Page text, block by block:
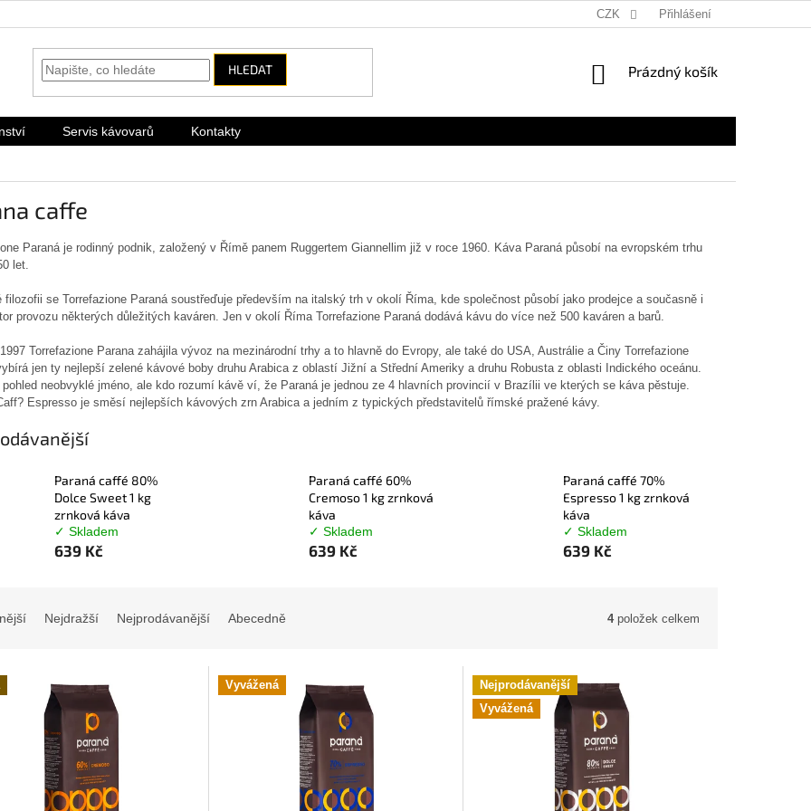
CZK Přihlášení
HLEDAT
NÁKUPNÍ
Prázdný košík
Servis kávovarů Kontakty
caffe
Paraná je rodinný podnik, založený v Římě panem Ruggertem Giannellim již v roce 1960. Káva Paraná působí na evropském trhu
let.
filozofii se Torrefazione Paraná soustřeďuje především na italský trh v okolí Říma, kde společnost působí jako prodejce a současně i
provozu některých důležitých kaváren. Jen v okolí Říma Torrefazione Paraná dodává kávu do více než 500 kaváren a barů.
Torrefazione Parana zahájila vývoz na mezinárodní trhy a to hlavně do Evropy, ale také do USA, Austrálie a Činy Torrefazione
jen ty nejlepší zelené kávové boby druhu Arabica z oblastí Jižní a Střední Ameriky a druhu Robusta z oblasti Indického oceánu.
pohled neobvyklé jméno, ale kdo rozumí kávě ví, že Paraná je jednou ze 4 hlavních provincií v Brazílii ve kterých se káva pěstuje.
Espresso je směsí nejlepších kávových zrn Arabica a jedním z typických představitelů římské pražené kávy.
Paraná caffé 80%
Dolce Sweet 1 kg
zrnková káva
✓ Skladem
639 Kč
Paraná caffé 60%
Cremoso 1 kg zrnková
káva
✓ Skladem
639 Kč
Paraná caffé 70%
Espresso 1 kg zrnková
káva
✓ Skladem
639 Kč
Nejdražší Nejprodávanější Abecedně 4položek celkem
Vyvážená
Nejprodávanější
Vyvážená